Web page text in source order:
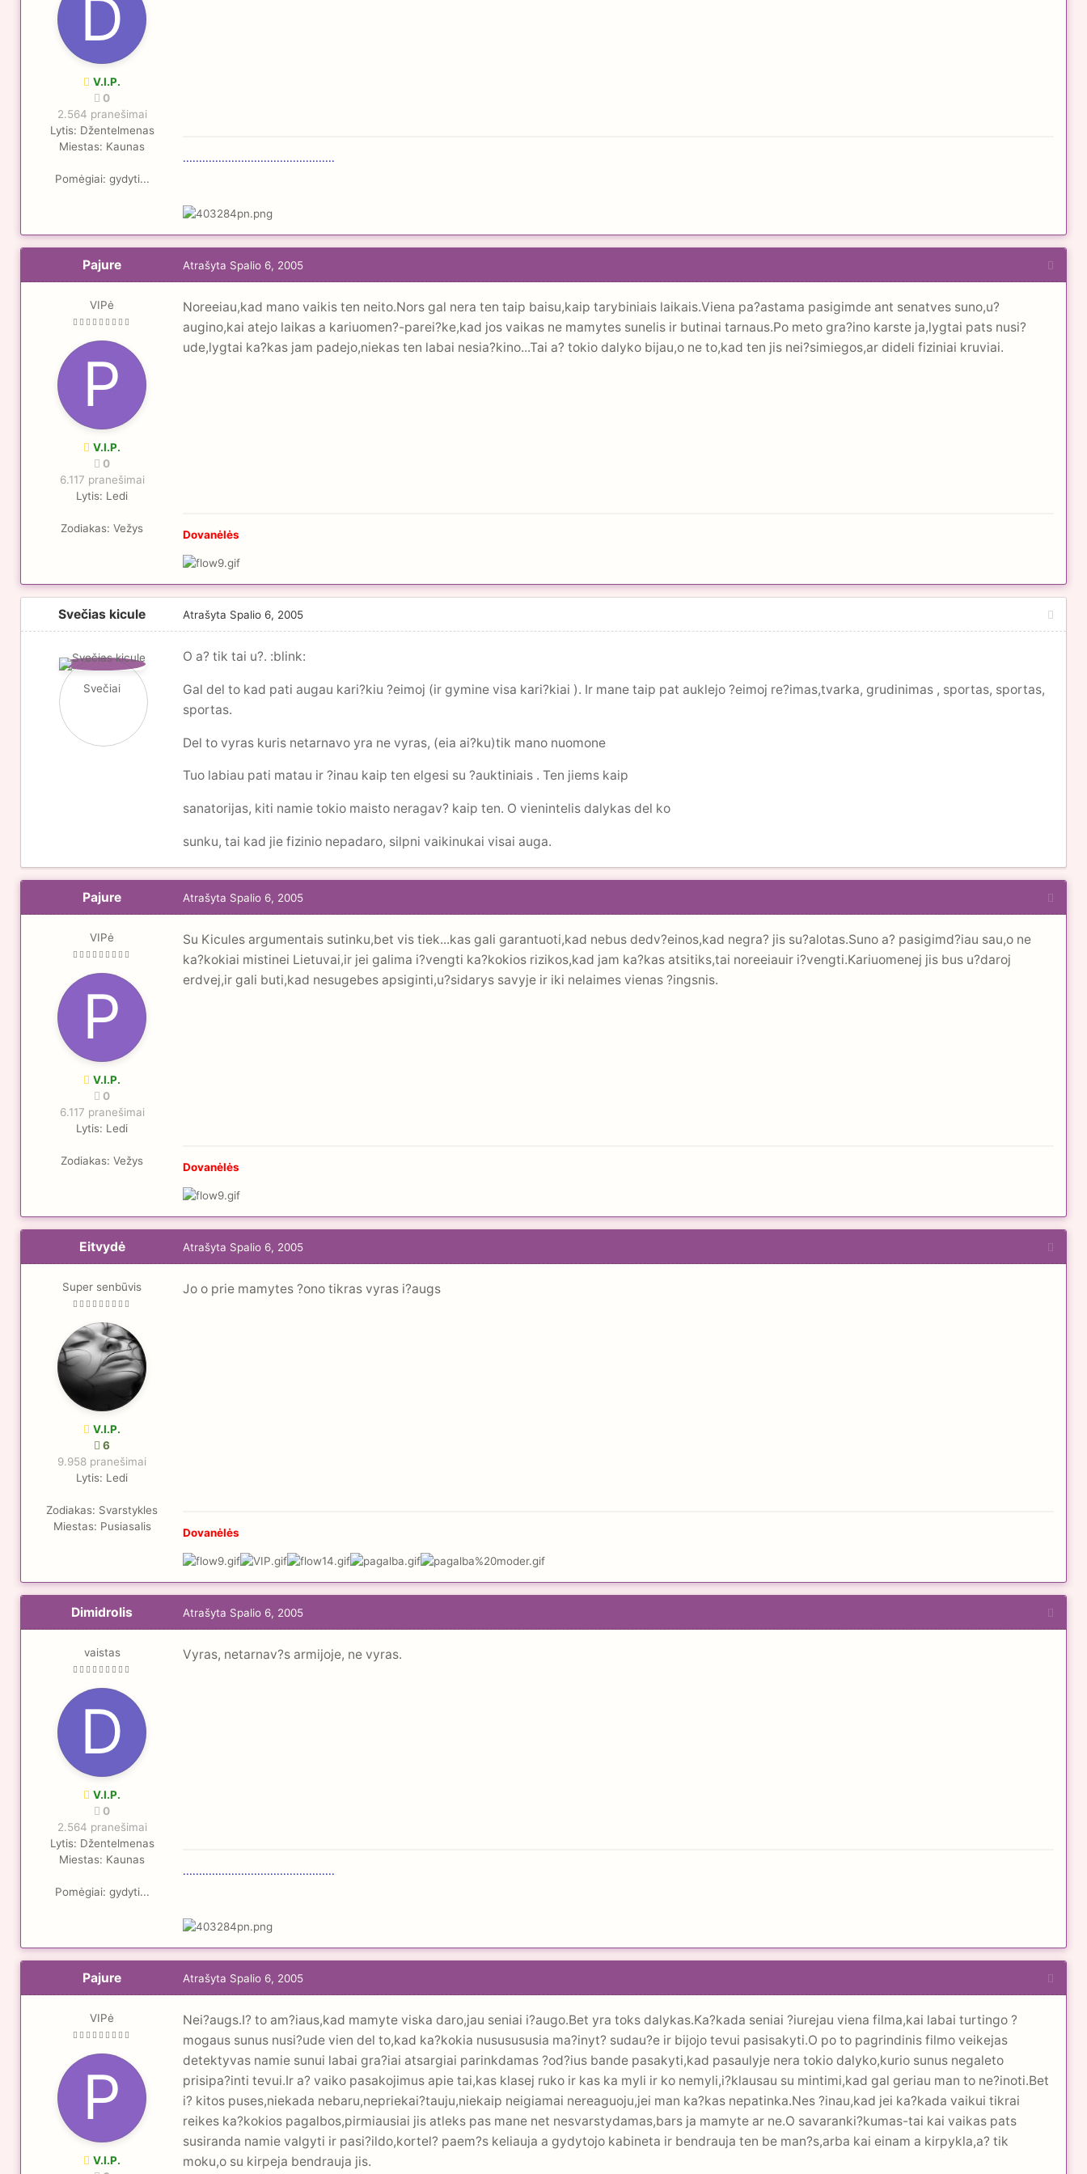
V.I.P.
0
2.564 pranešimai
Lytis: Džentelmenas
Miestas: Kaunas
Pomėgiai: gydyti...
...............................................
Pajure
VIPė
V.I.P.
0
6.117 pranešimai
Lytis: Ledi
Zodiakas: Vežys
Atrašyta Spalio 6, 2005
Noreeiau,kad mano vaikis ten neito.Nors gal nera ten taip baisu,kaip tarybiniais laikais.Viena pa?astama pasigimde ant senatves suno,u?
augino,kai atejo laikas a kariuomen?-parei?ke,kad jos vaikas ne mamytes sunelis ir butinai tarnaus.Po meto gra?ino karste ja,lygtai pats nusi?
ude,lygtai ka?kas jam padejo,niekas ten labai nesia?kino...Tai a? tokio dalyko bijau,o ne to,kad ten jis nei?simiegos,ar dideli fiziniai kruviai.
Dovanėlės
Svečias kicule
Svečiai
Atrašyta Spalio 6, 2005
O a? tik tai u?. :blink:
Gal del to kad pati augau kari?kiu ?eimoj (ir gymine visa kari?kiai ). Ir mane taip pat auklejo ?eimoj re?imas,tvarka, grudinimas , sportas, sportas,
sportas.
Del to vyras kuris netarnavo yra ne vyras, (eia ai?ku)tik mano nuomone
Tuo labiau pati matau ir ?inau kaip ten elgesi su ?auktiniais . Ten jiems kaip
sanatorijas, kiti namie tokio maisto neragav? kaip ten. O vienintelis dalykas del ko
sunku, tai kad jie fizinio nepadaro, silpni vaikinukai visai auga.
Pajure
VIPė
V.I.P.
0
6.117 pranešimai
Lytis: Ledi
Zodiakas: Vežys
Atrašyta Spalio 6, 2005
Su Kicules argumentais sutinku,bet vis tiek...kas gali garantuoti,kad nebus dedv?einos,kad negra? jis su?alotas.Suno a? pasigimd?iau sau,o ne
ka?kokiai mistinei Lietuvai,ir jei galima i?vengti ka?kokios rizikos,kad jam ka?kas atsitiks,tai noreeiauir i?vengti.Kariuomenej jis bus u?daroj
erdvej,ir gali buti,kad nesugebes apsiginti,u?sidarys savyje ir iki nelaimes vienas ?ingsnis.
Dovanėlės
Eitvydė
Super senbūvis
V.I.P.
6
9.958 pranešimai
Lytis: Ledi
Zodiakas: Svarstykles
Miestas: Pusiasalis
Atrašyta Spalio 6, 2005
Jo o prie mamytes ?ono tikras vyras i?augs
Dovanėlės
Dimidrolis
vaistas
V.I.P.
0
2.564 pranešimai
Lytis: Džentelmenas
Miestas: Kaunas
Pomėgiai: gydyti...
Atrašyta Spalio 6, 2005
Vyras, netarnav?s armijoje, ne vyras.
...............................................
Pajure
VIPė
V.I.P.
Atrašyta Spalio 6, 2005
Nei?augs.I? to am?iaus,kad mamyte viska daro,jau seniai i?augo.Bet yra toks dalykas.Ka?kada seniai ?iurejau viena filma,kai labai turtingo ?
mogaus sunus nusi?ude vien del to,kad ka?kokia nususususia ma?inyt? sudau?e ir bijojo tevui pasisakyti.O po to pagrindinis filmo veikejas
detektyvas namie sunui labai gra?iai atsargiai parinkdamas ?od?ius bande pasakyti,kad pasaulyje nera tokio dalyko,kurio sunus negaleto
prisipa?inti tevui.Ir a? vaiko pasakojimus apie tai,kas klasej ruko ir kas ka myli ir ko nemyli,i?klausau su mintimi,kad gal geriau man to ne?inoti.Bet
i? kitos puses,niekada nebaru,nepriekai?tauju,niekaip neigiamai nereaguoju,jei man ka?kas nepatinka.Nes ?inau,kad jei ka?kada vaikui tikrai
reikes ka?kokios pagalbos,pirmiausiai jis atleks pas mane net nesvarstydamas,bars ja mamyte ar ne.O savaranki?kumas-tai kai vaikas pats
susiranda namie valgyti ir pasi?ildo,kortel? paem?s keliauja a gydytojo kabineta ir bendrauja ten be man?s,arba kai einam a kirpykla,a? tik
moku,o su kirpeja bendrauja jis.